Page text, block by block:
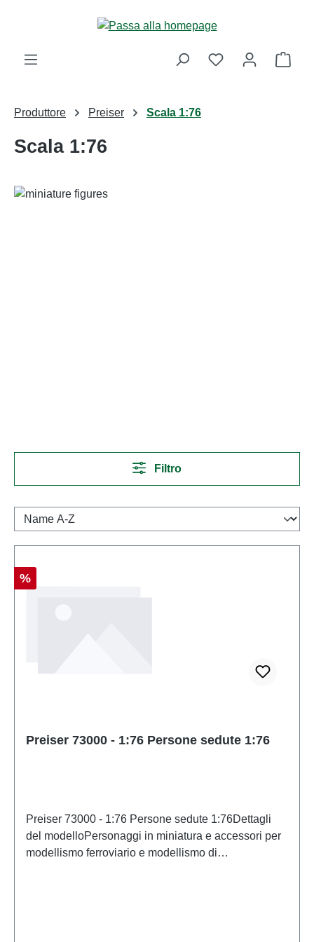
Passa al contenuto principale
Il
Produttore Preiser Scala 1:76
Scala 1:76
Filtro
Sconto
%
Preiser 73000 - 1:76 Persone sedute 1:76
Preiser 73000 - 1:76 Persone sedute 1:76Dettagli
del modelloPersonaggi in miniatura e accessori per
modellismo ferroviario e modellismo di